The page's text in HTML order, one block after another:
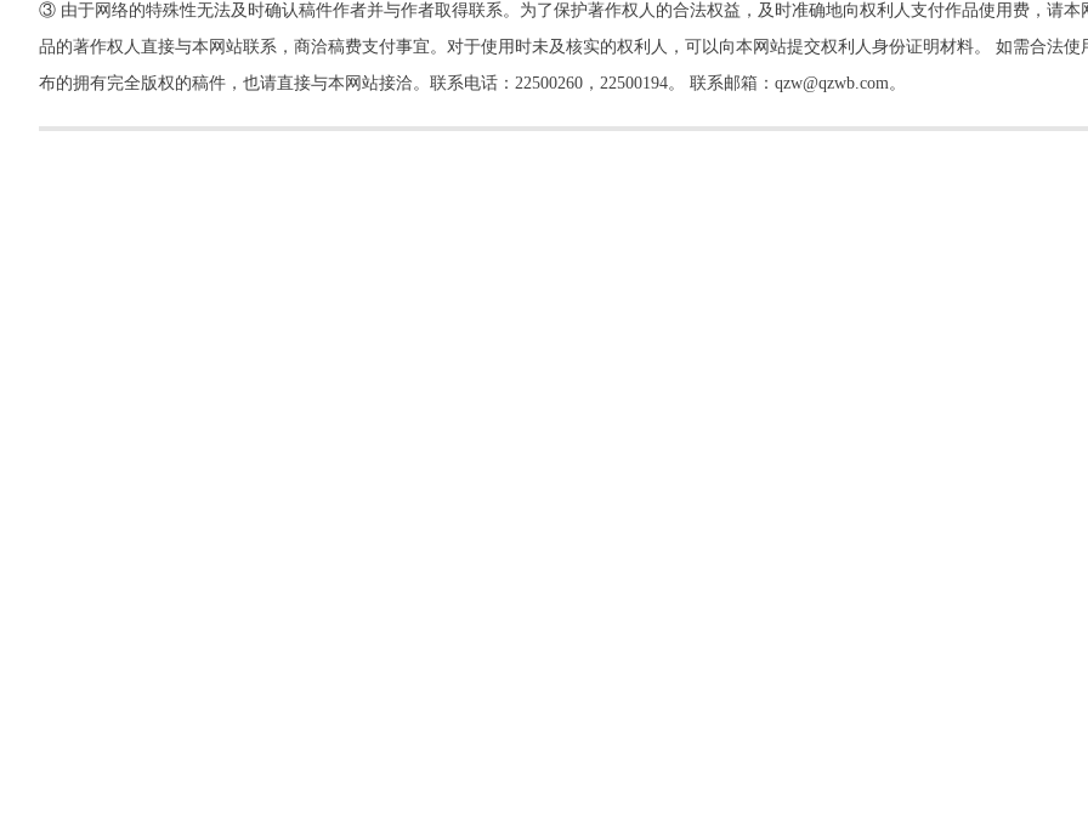
③ 由于网络的特殊性无法及时确认稿件作者并与作者取得联系。为了保护著作权人的合法权益，及时准确地向权利人支付作品使用费，请本
品的著作权人直接与本网站联系，商洽稿费支付事宜。对于使用时未及核实的权利人，可以向本网站提交权利人身份证明材料。 如需合法使
布的拥有完全版权的稿件，也请直接与本网站接洽。联系电话：22500260，22500194。 联系邮箱：qzw@qzwb.com。